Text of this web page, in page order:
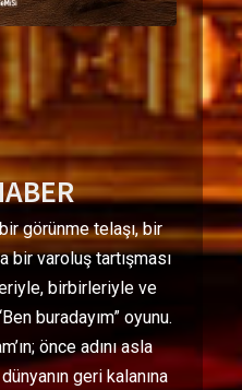
görünme telaşı, bir
bir varoluş tartışması
birbirleriyle ve
buradayım” oyunu.
önce adını asla
geri kalanına